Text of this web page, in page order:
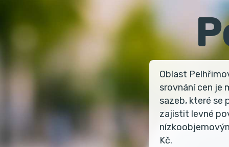
Oblast
srovnání cen je
sazeb, které se
zajistit levné
Kč.